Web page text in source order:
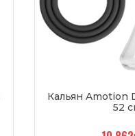
Кальян Amotion
52